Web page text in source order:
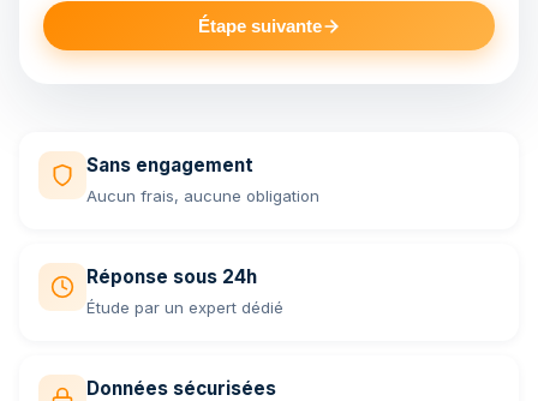
Étape suivante
Sans engagement
Aucun frais, aucune obligation
Réponse sous 24h
Étude par un expert dédié
Données sécurisées